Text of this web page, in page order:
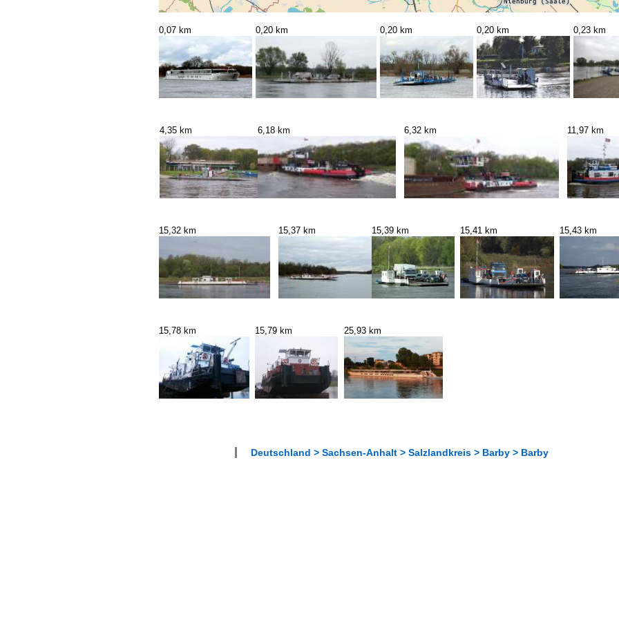
0,07 km 0,20 km 0,20 km 0,20 km 0,23 km
4,35 km 6,18 km 6,32 km 11,97 km
15,32 km 15,37 km 15,39 km 15,41 km 15,43 km
15,78 km 15,79 km 25,93 km
Deutschland > Sachsen-Anhalt > Salzlandkreis > Barby > Barby